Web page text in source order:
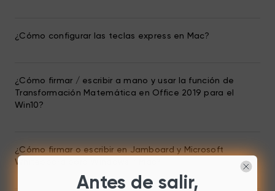
¿Cómo configurar las teclas express en Mac?
¿Cómo firmar / escribir a mano y usar la función de
Transformación Matemática en Office 2019 para el
Win10?
¿Cómo firmar o escribir en Jamboard y Microsoft
Whiteboard para Windows / Mac?
Antes de salir,